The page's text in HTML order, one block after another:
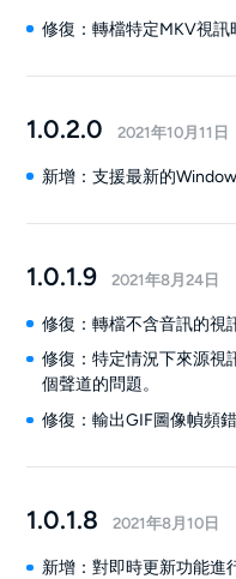
修復：轉檔特定MKV視訊
1.0.2.0 2021年10月11日
新增：支援最新的
1.0.1.9 2021年8月24日
修復：轉檔不含音訊的視
修復：特定情況下來源視
個聲道的問題。
修復：輸出GIF圖像幀頻錯
1.0.1.8 2021年8月10日
新增：對即時更新功能進